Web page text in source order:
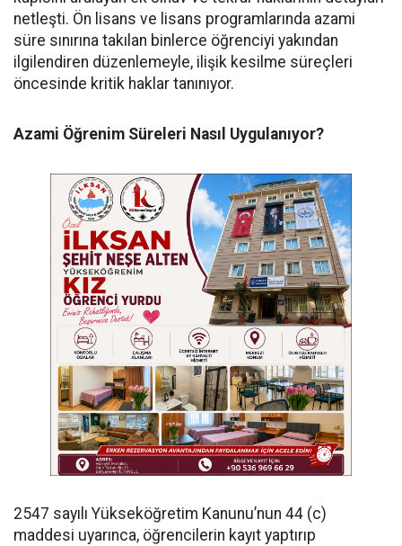
netleşti. Ön lisans ve lisans programlarında azami
süre sınırına takılan binlerce öğrenciyi yakından
ilgilendiren düzenlemeyle, ilişik kesilme süreçleri
öncesinde kritik haklar tanınıyor.
Azami Öğrenim Süreleri Nasıl Uygulanıyor?
​2547 sayılı Yükseköğretim Kanunu’nun 44 (c)
maddesi uyarınca, öğrencilerin kayıt yaptırıp